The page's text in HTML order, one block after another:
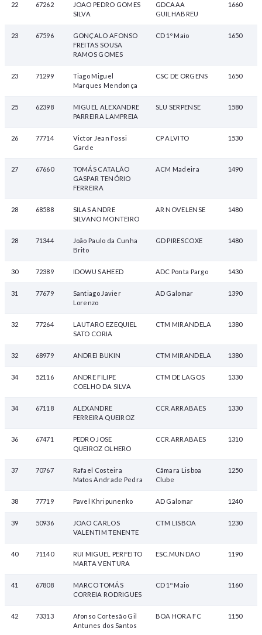
22 67262
JOAO PEDRO GOMES
SILVA
GDCAAA
GUILHABREU
1660
23 67596
GONÇALO AFONSO
FREITAS SOUSA
RAMOS GOMES
CD 1º Maio 1650
23 71299
Tiago Miguel
Marques Mendonça
CSC DE ORGENS 1650
25 62398
MIGUEL ALEXANDRE
PARREIRA LAMPREIA
SLU SERPENSE 1580
26 77714
Victor Jean Fossi
Garde
CP ALVITO 1530
27 67660
TOMÁS CATALÃO
GASPAR TENÓRIO
FERREIRA
ACM Madeira 1490
28 68588
SILAS ANDRE
SILVANO MONTEIRO
AR NOVELENSE 1480
28 71344
João Paulo da Cunha
Brito
GD PIRESCOXE 1480
30 72389 IDOWU SAHEED ADC Ponta Pargo 1430
31 77679
Santiago Javier
Lorenzo
AD Galomar 1390
32 77264
LAUTARO EZEQUIEL
SATO CORIA
CTM MIRANDELA 1380
32 68979 ANDREI BUKIN CTM MIRANDELA 1380
34 52116
ANDRE FILIPE
COELHO DA SILVA
CTM DE LAGOS 1330
34 67118
ALEXANDRE
FERREIRA QUEIROZ
CCR.ARRABAES 1330
36 67471
PEDRO JOSE
QUEIROZ OLHERO
CCR.ARRABAES 1310
37 70767
Rafael Costeira
Matos Andrade Pedra
Câmara Lisboa
Clube
1250
38 77719 Pavel Khripunenko AD Galomar 1240
39 50936
JOAO CARLOS
VALENTIM TENENTE
CTM LISBOA 1230
40 71140
RUI MIGUEL PERFEITO
MARTA VENTURA
ESC.MUNDAO 1190
41 67808
MARCO TOMÁS
CORREIA RODRIGUES
CD 1º Maio 1160
42 73313
Afonso Cortesão Gil
Antunes dos Santos
BOA HORA FC 1150